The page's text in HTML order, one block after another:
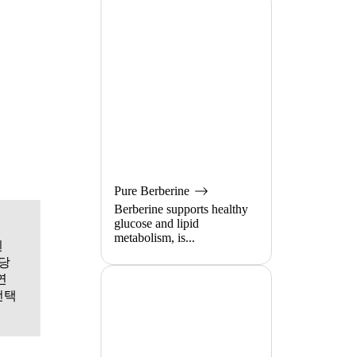
Pure Berberine
Berberine supports healthy
glucose and lipid
metabolism, is...
택